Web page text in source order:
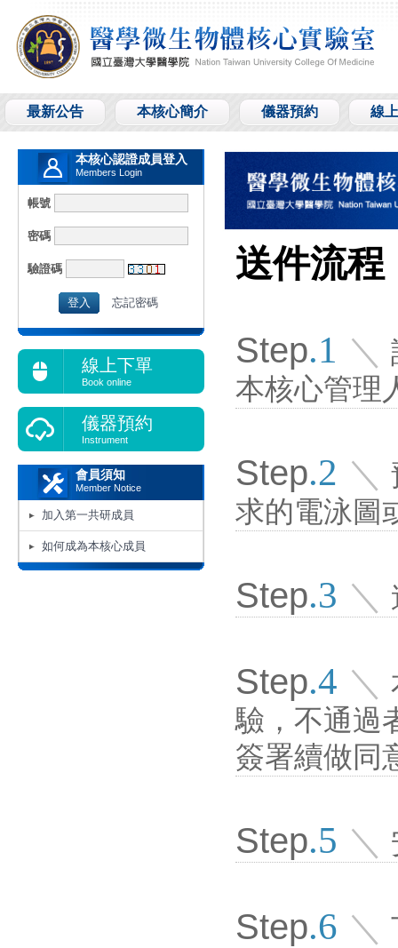
最新公告 本核心簡介 儀器預約 線
本核心認證成員登入
Members Login
帳號
密碼
驗證碼
忘記密碼
線上下單
Book online
儀器預約
Instrument
會員須知
Member Notice
加入第一共研成員
如何成為本核心成員
送件流程
Step.1 ＼
本核心管理
Step.2 ＼
求的電泳圖
Step.3 ＼
Step.4 ＼
驗，不通過
簽署續做同
Step.5 ＼
Step.6 ＼